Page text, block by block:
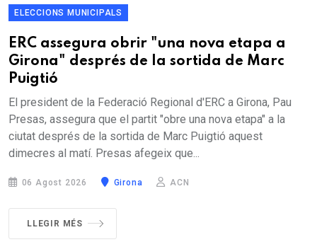
ELECCIONS MUNICIPALS
ERC assegura obrir "una nova etapa a
Girona" després de la sortida de Marc
Puigtió
El president de la Federació Regional d'ERC a Girona, Pau
Presas, assegura que el partit "obre una nova etapa" a la
ciutat després de la sortida de Marc Puigtió aquest
dimecres al matí. Presas afegeix que...
06 Agost 2026 Girona ACN
LLEGIR MÉS